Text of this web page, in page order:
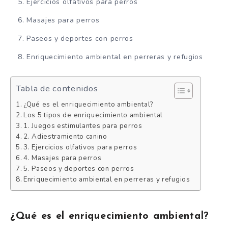
Masajes para perros
Paseos y deportes con perros
Enriquecimiento ambiental en perreras y refugios
Tabla de contenidos
¿Qué es el enriquecimiento ambiental?
Los 5 tipos de enriquecimiento ambiental
1. Juegos estimulantes para perros
2. Adiestramiento canino
3. Ejercicios olfativos para perros
4. Masajes para perros
5. Paseos y deportes con perros
Enriquecimiento ambiental en perreras y refugios
¿Qué es el enriquecimiento ambiental?